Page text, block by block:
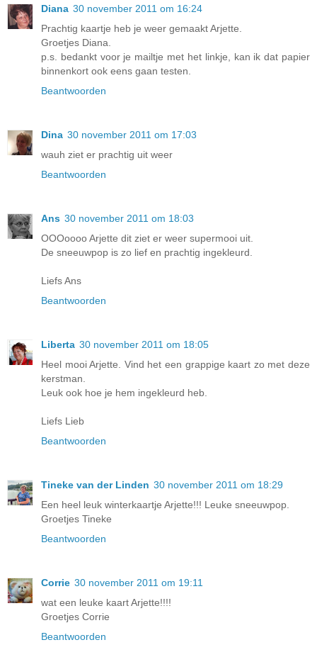
Diana 30 november 2011 om 16:24
Prachtig kaartje heb je weer gemaakt Arjette.
Groetjes Diana.
p.s. bedankt voor je mailtje met het linkje, kan ik dat papier
binnenkort ook eens gaan testen.
Beantwoorden
Dina 30 november 2011 om 17:03
wauh ziet er prachtig uit weer
Beantwoorden
Ans 30 november 2011 om 18:03
OOOoooo Arjette dit ziet er weer supermooi uit.
De sneeuwpop is zo lief en prachtig ingekleurd.
Liefs Ans
Beantwoorden
Liberta 30 november 2011 om 18:05
Heel mooi Arjette. Vind het een grappige kaart zo met deze
kerstman.
Leuk ook hoe je hem ingekleurd heb.
Liefs Lieb
Beantwoorden
Tineke van der Linden 30 november 2011 om 18:29
Een heel leuk winterkaartje Arjette!!! Leuke sneeuwpop.
Groetjes Tineke
Beantwoorden
Corrie 30 november 2011 om 19:11
wat een leuke kaart Arjette!!!!
Groetjes Corrie
Beantwoorden